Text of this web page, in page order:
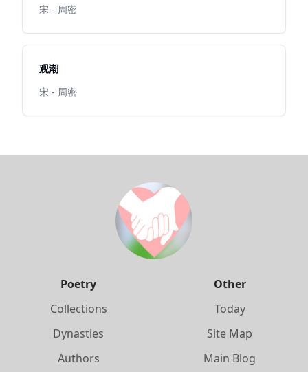
宋 - 周密
观潮
宋 - 周密
Poetry
Collections
Dynasties
Authors
Other
Today
Site Map
Main Blog